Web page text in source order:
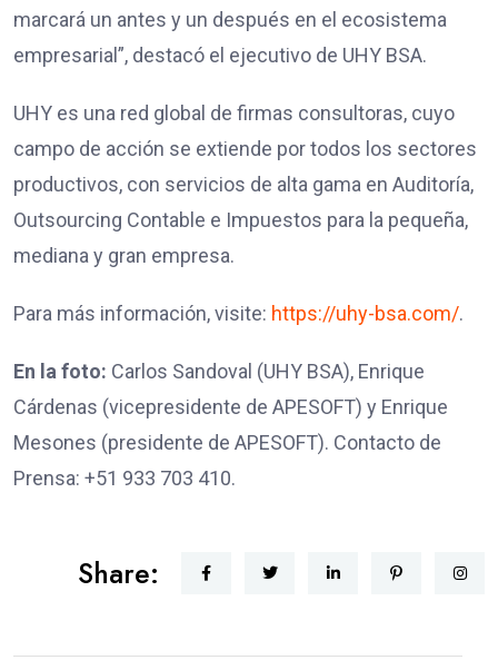
marcará un antes y un después en el ecosistema
empresarial”, destacó el ejecutivo de UHY BSA.
UHY es una red global de firmas consultoras, cuyo
campo de acción se extiende por todos los sectores
productivos, con servicios de alta gama en Auditoría,
Outsourcing Contable e Impuestos para la pequeña,
mediana y gran empresa.
Para más información, visite: https://uhy-bsa.com/.
En la foto: Carlos Sandoval (UHY BSA), Enrique
Cárdenas (vicepresidente de APESOFT) y Enrique
Mesones (presidente de APESOFT). Contacto de
Prensa: +51 933 703 410.
Share: